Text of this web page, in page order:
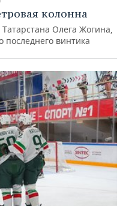
колонна
Олега Жогина,
последнего винтика